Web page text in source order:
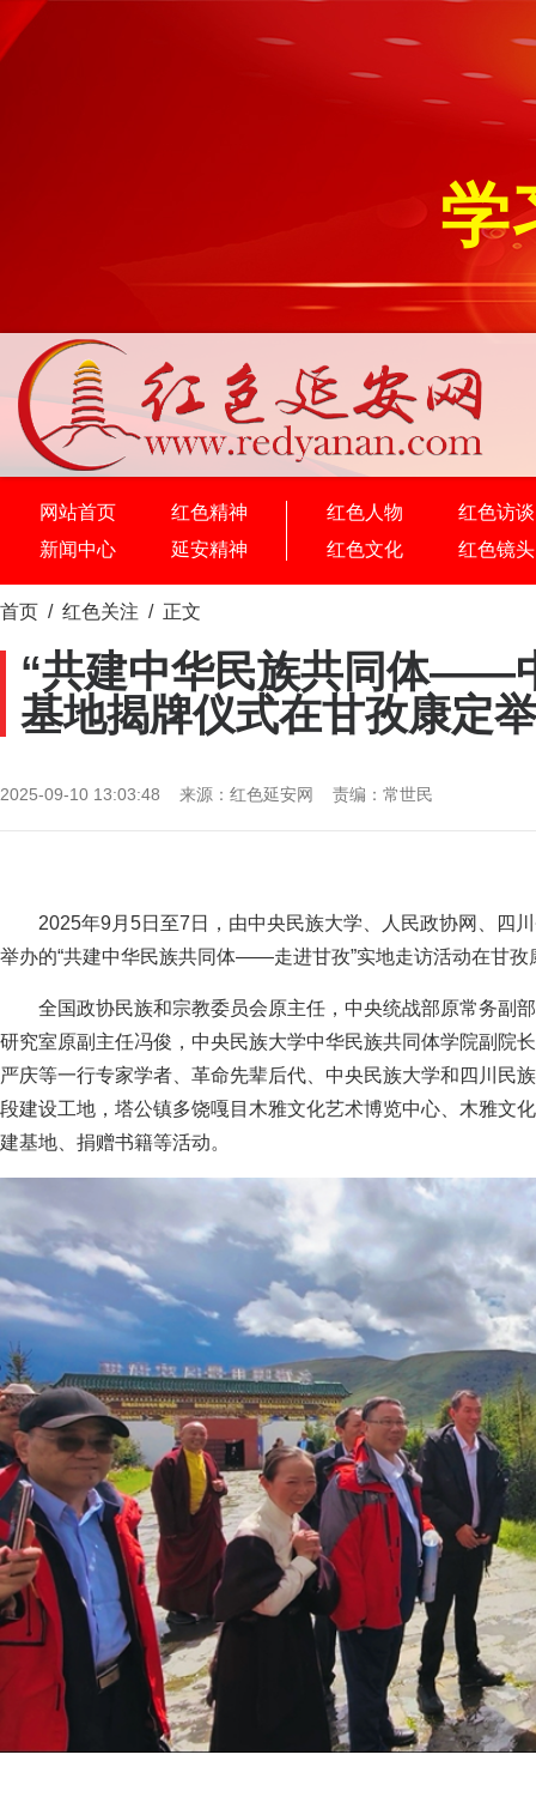
学
网站首页
红色精神
新闻中心
延安精神
红色人物
红色访谈
红色文化
红色镜头
首页 / 红色关注 / 正文
“共建中华民族共同体——
基地揭牌仪式在甘孜康定
2025-09-10 13:03:48 来源：红色延安网 责编：常世民
2025年9月5日至7日，由中央民族大学、人民政协网、四
举办的“共建中华民族共同体——走进甘孜”实地走访活动在甘孜
全国政协民族和宗教委员会原主任，中央统战部原常务副
研究室原副主任冯俊，中央民族大学中华民族共同体学院副院
严庆等一行专家学者、革命先辈后代、中央民族大学和四川民
段建设工地，塔公镇多饶嘎目木雅文化艺术博览中心、木雅文
建基地、捐赠书籍等活动。